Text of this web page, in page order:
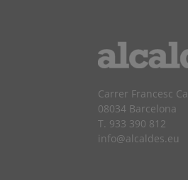
Carrer Francesc
08034 Barcelona
T. 933 390 812
info@alcaldes.eu